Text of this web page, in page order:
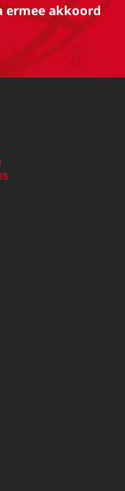
ermee akkoord